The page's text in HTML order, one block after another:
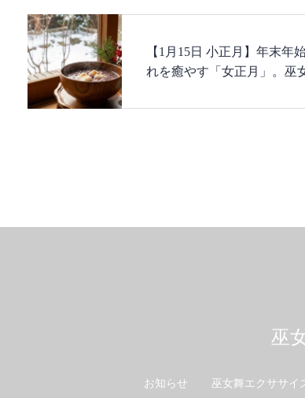
【1月15日 小正月】年末年
れを癒やす「女正月」。巫
巫
お知らせ 巫女舞エクササイ